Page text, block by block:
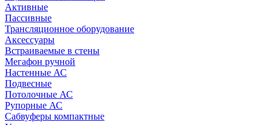
Активные
Пассивные
Трансляционное оборудование
Аксессуары
Встраиваемые в стены
Мегафон ручной
Настенные АС
Подвесные
Потолочные АС
Рупорные АС
Сабвуферы компактные